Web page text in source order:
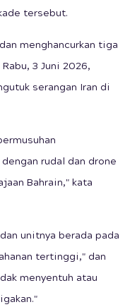
tersebut.
menghancurkan tiga
3 Juni 2026,
serangan Iran di
rudal dan drone
Bahrain," kata
unitnya berada pada
tertinggi," dan
menyentuh atau